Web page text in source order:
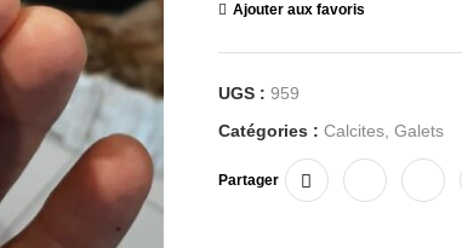
Ajouter aux favoris
UGS : 959
Catégories : Calcites, Galets
Partager